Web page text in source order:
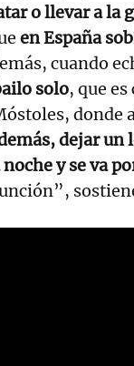
o llevar a la
en España
cuando
solo, que
donde
dejar un
y se va